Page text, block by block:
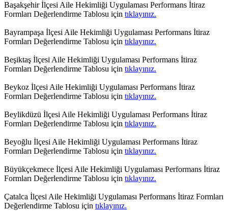
Başakşehir İlçesi Aile Hekimliği Uygulaması Performans İtiraz
Formları Değerlendirme Tablosu için tıklayınız.
Bayrampaşa İlçesi Aile Hekimliği Uygulaması Performans İtiraz
Formları Değerlendirme Tablosu için tıklayınız.
Beşiktaş İlçesi Aile Hekimliği Uygulaması Performans İtiraz
Formları Değerlendirme Tablosu için tıklayınız.
Beykoz İlçesi Aile Hekimliği Uygulaması Performans İtiraz
Formları Değerlendirme Tablosu için tıklayınız.
Beylikdüzü İlçesi Aile Hekimliği Uygulaması Performans İtiraz
Formları Değerlendirme Tablosu için tıklayınız.
Beyoğlu İlçesi Aile Hekimliği Uygulaması Performans İtiraz
Formları Değerlendirme Tablosu için tıklayınız.
Büyükçekmece İlçesi Aile Hekimliği Uygulaması Performans İtiraz
Formları Değerlendirme Tablosu için tıklayınız.
Çatalca İlçesi Aile Hekimliği Uygulaması Performans İtiraz Formları
Değerlendirme Tablosu için tıklayınız.